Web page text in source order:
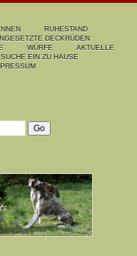
RUHESTAND
DECKRÜDEN
WÜRFE
AKTUELLE
SUCHE EIN ZU HAUSE